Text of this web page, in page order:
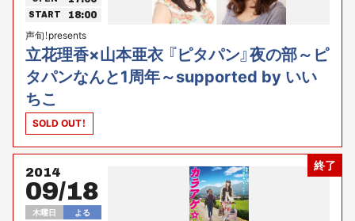
START 18:00
声旬！presents
立花理香×山本亜衣 『ピタパン』夜の部～ピ
タパンなんと1周年～supported by いい
ちこ
SOLD OUT！
終了
2014
09/18
木曜日 よる